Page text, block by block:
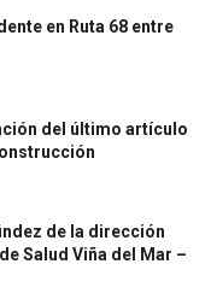
en Ruta 68 entre
del último artículo
de la dirección
Salud Viña del Mar –